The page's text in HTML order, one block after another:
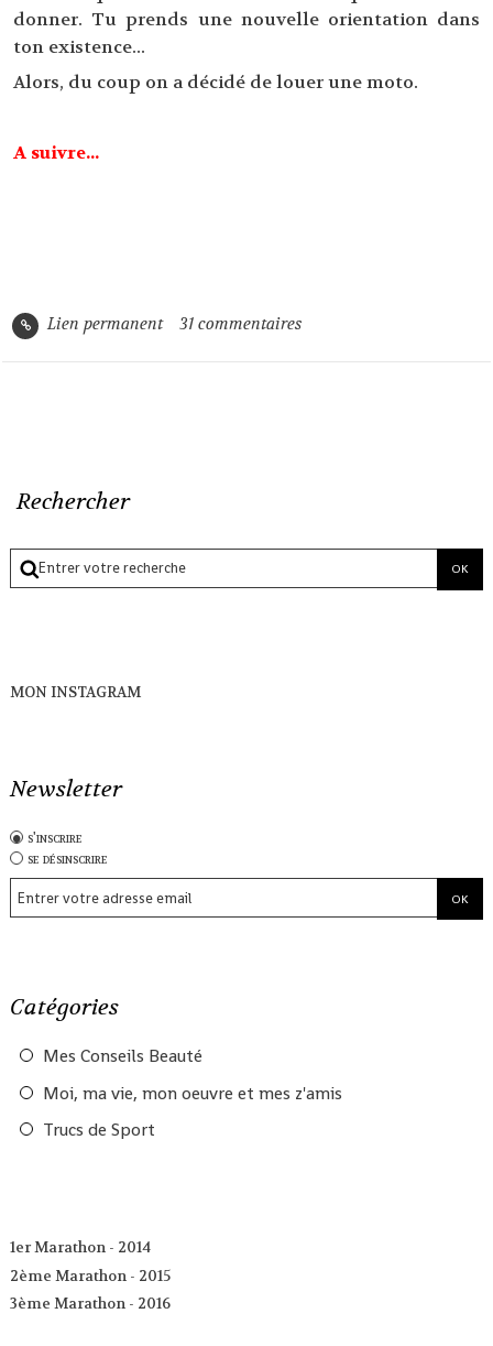
donner. Tu prends une nouvelle orientation dans
ton existence...
Alors, du coup on a décidé de louer une moto.
A suivre...
Lien permanent 31 commentaires
Rechercher
MON INSTAGRAM
Newsletter
s'inscrire
se désinscrire
Catégories
Mes Conseils Beauté
Moi, ma vie, mon oeuvre et mes z'amis
Trucs de Sport
1er Marathon - 2014
2ème Marathon - 2015
3ème Marathon - 2016